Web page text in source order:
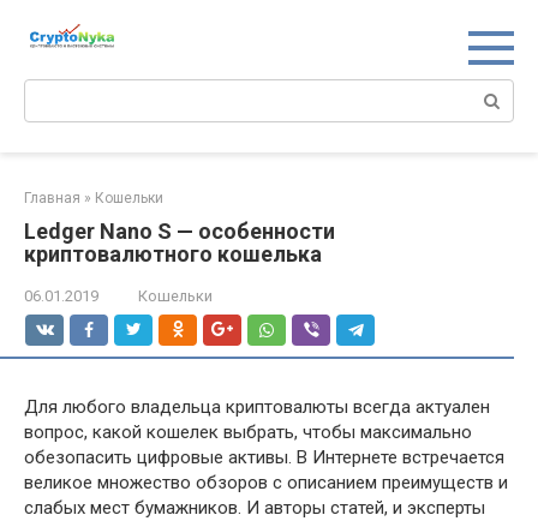
Главная » Кошельки
Ledger Nano S — особенности
криптовалютного кошелька
06.01.2019 Кошельки
Для любого владельца криптовалюты всегда актуален
вопрос, какой кошелек выбрать, чтобы максимально
обезопасить цифровые активы. В Интернете встречается
великое множество обзоров с описанием преимуществ и
слабых мест бумажников. И авторы статей, и эксперты